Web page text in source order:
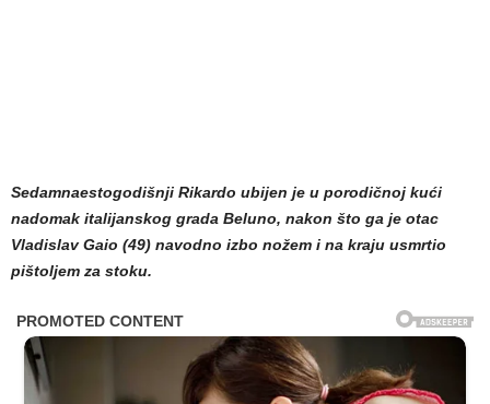
Sedamnaestogodišnji Rikardo ubijen je u porodičnoj kući
nadomak italijanskog grada Beluno, nakon što ga je otac
Vladislav Gaio (49) navodno izbo nožem i na kraju usmrtio
pištoljem za stoku.